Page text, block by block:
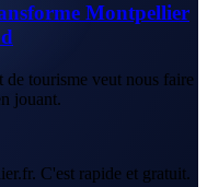
Montpellier
de tourisme veut nous faire
jouant.
C'est rapide et gratuit.